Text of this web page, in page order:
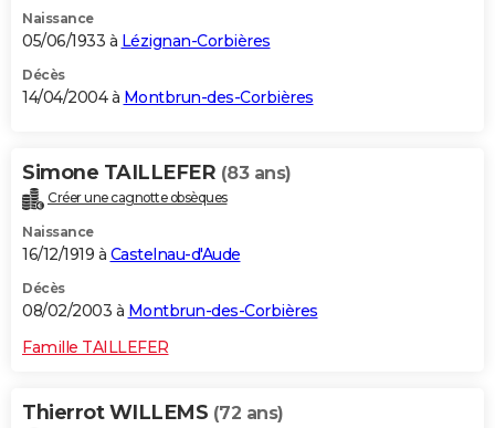
Naissance
05/06/1933 à Lézignan-Corbières
Décès
14/04/2004 à Montbrun-des-Corbières
Simone TAILLEFER (83 ans)
Créer une cagnotte obsèques
Naissance
16/12/1919 à Castelnau-d'Aude
Décès
08/02/2003 à Montbrun-des-Corbières
Famille TAILLEFER
Thierrot WILLEMS (72 ans)